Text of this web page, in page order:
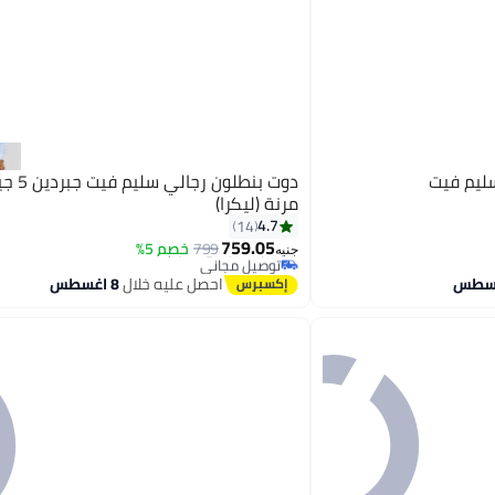
فيت
4
دوت
مرنة (ليكرا)
4.7
14
جنيه759.05
799خصم 5%
#3 في بناطيل رجالية
أقل سعر في 7 يوم
توصيل مجاني
باقي 1 وحدات في المخزون
تم بيع +10 مؤخرًا
#3 في بناطيل رجالية
احصل عليه خلال8 اغسطس